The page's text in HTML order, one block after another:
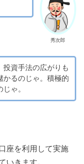
秀次郎
投資手法の広がりも
かるのじゃ。積極的
ゃ。
座を利用して実施
いきます。